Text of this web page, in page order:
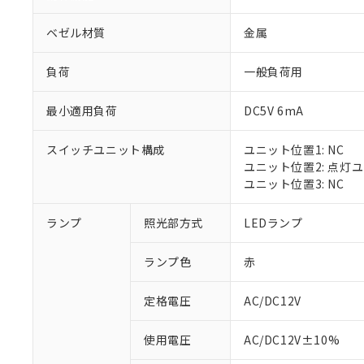
ベゼル材質 金属
負荷 一般負荷用
最小適用負荷 DC5V 6mA
スイッチユニット構成
ユニット位置1: NC
ユニット位置2: 点灯
ユニット位置3: NC
ランプ 照光部方式 LEDランプ
ランプ色 赤
定格電圧 AC/DC12V
使用電圧 AC/DC12V±10%
ご利用条件
※1 対応状況
調査・確認中：
非該当品：ライセ
仕入先様の事情に
があります。
※1 中国